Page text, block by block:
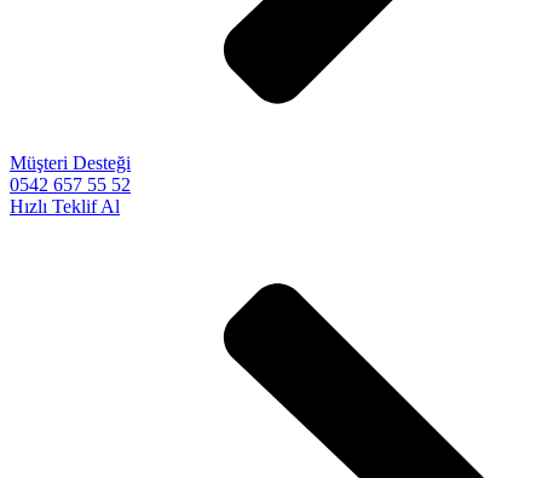
Müşteri Desteği
0542 657 55 52
Hızlı Teklif Al